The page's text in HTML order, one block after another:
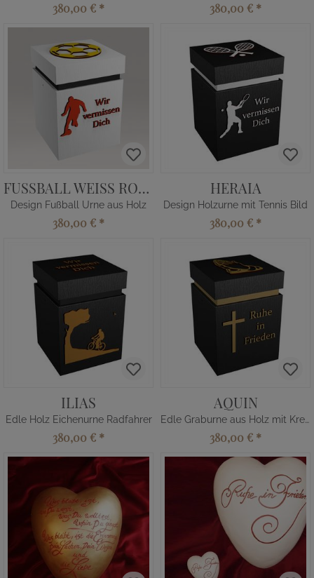
380,00 € * 380,00 € *
FUSSBALL WEISS ROT GELB
Design Fußball Urne aus Holz
380,00 € *
HERAIA
Design Holzurne mit Tennis Bild
380,00 € *
ILIAS
Edle Holz Eichenurne Radfahrer
380,00 € *
AQUIN
Edle Graburne aus Holz mit Kreuz
380,00 € *